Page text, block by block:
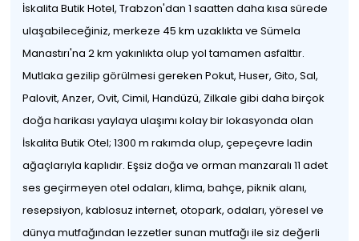
İskalita Butik Hotel, Trabzon'dan 1 saatten daha kısa sürede
ulaşabileceğiniz, merkeze 45 km uzaklıkta ve Sümela
Manastırı'na 2 km yakınlıkta olup yol tamamen asfalttır.
Mutlaka gezilip görülmesi gereken Pokut, Huser, Gito, Sal,
Palovit, Anzer, Ovit, Cimil, Handüzü, Zilkale gibi daha birçok
doğa harikası yaylaya ulaşımı kolay bir lokasyonda olan
İskalita Butik Otel; 1300 m rakımda olup, çepeçevre ladin
ağaçlarıyla kaplıdır. Eşsiz doğa ve orman manzaralı 11 adet
ses geçirmeyen otel odaları, klima, bahçe, piknik alanı,
resepsiyon, kablosuz internet, otopark, odaları, yöresel ve
dünya mutfağından lezzetler sunan mutfağı ile siz değerli